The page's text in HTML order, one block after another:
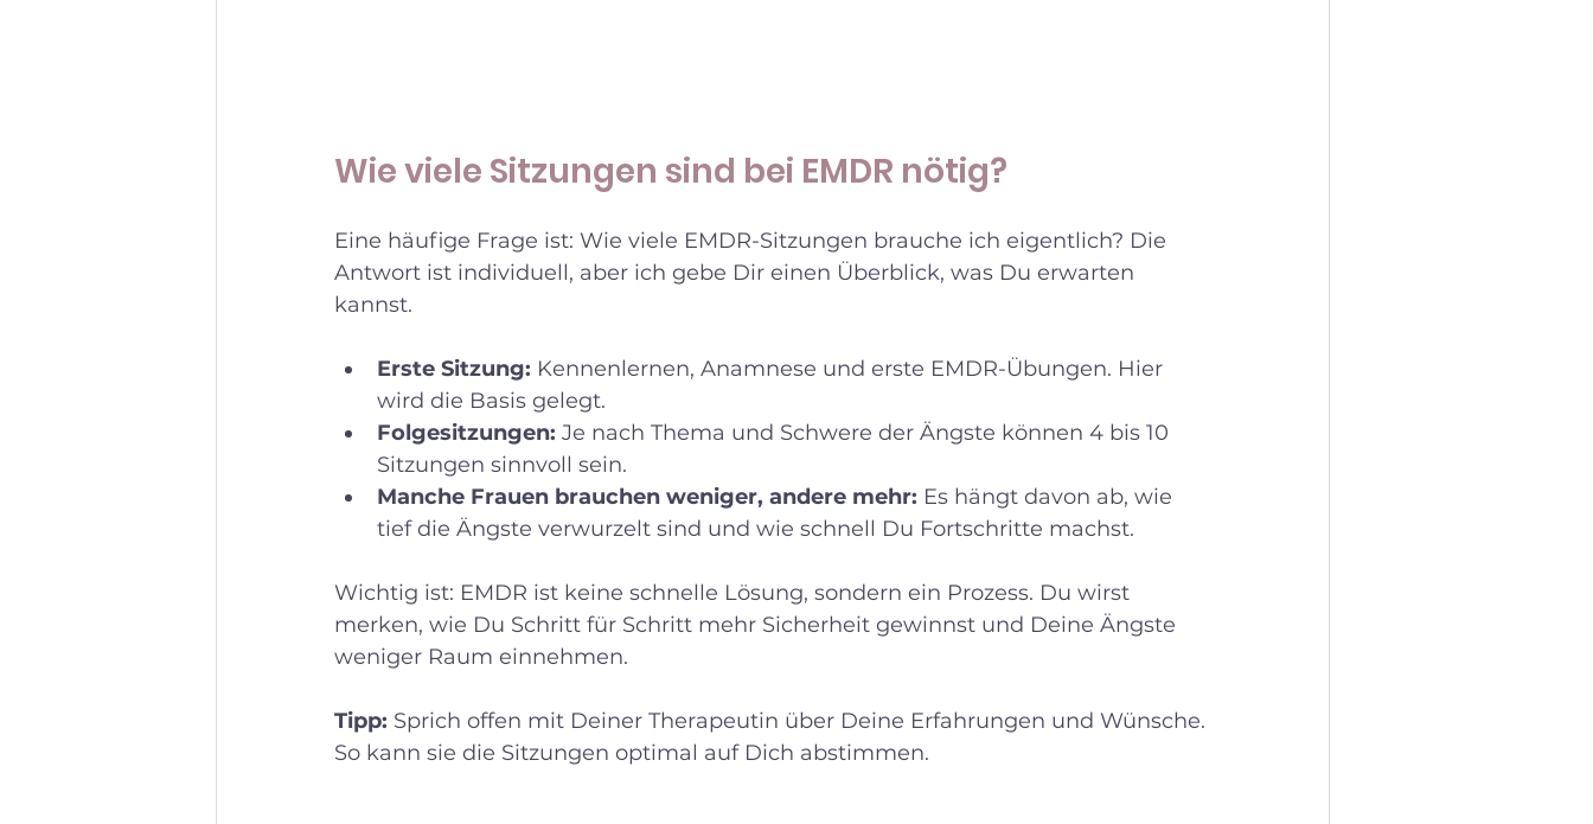
Wie viele Sitzungen sind bei EMDR nötig?
Eine häufige Frage ist: Wie viele EMDR-Sitzungen brauche ich eigentlich? Die
Antwort ist individuell, aber ich gebe Dir einen Überblick, was Du erwarten
kannst.
Erste Sitzung: Kennenlernen, Anamnese und erste EMDR-Übungen. Hier
wird die Basis gelegt.
Folgesitzungen: Je nach Thema und Schwere der Ängste können 4 bis 10
Sitzungen sinnvoll sein.
Manche Frauen brauchen weniger, andere mehr: Es hängt davon ab, wie
tief die Ängste verwurzelt sind und wie schnell Du Fortschritte machst.
Wichtig ist: EMDR ist keine schnelle Lösung, sondern ein Prozess. Du wirst
merken, wie Du Schritt für Schritt mehr Sicherheit gewinnst und Deine Ängste
weniger Raum einnehmen.
Tipp: Sprich offen mit Deiner Therapeutin über Deine Erfahrungen und Wünsche.
So kann sie die Sitzungen optimal auf Dich abstimmen.